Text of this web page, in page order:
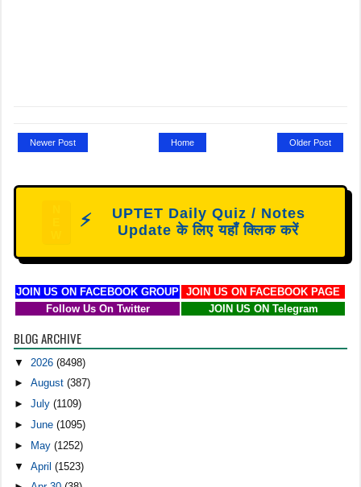
Newer Post Older Post
Home
⚡
UPTET Daily Quiz / Notes
Update के लिए यहाँ क्लिक करें
JOIN US ON FACEBOOK GROUP
JOIN US ON FACEBOOK PAGE
Follow Us On Twitter
JOIN US ON Telegram
BLOG ARCHIVE
▼2026(8498)
►August(387)
►July(1109)
►June(1095)
►
May(1252)
▼April(1523)